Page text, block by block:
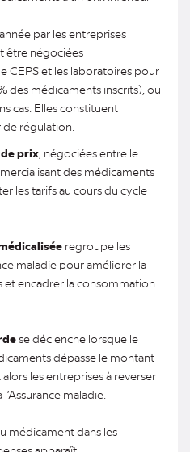
par les entreprises
être négociées
CEPS et les laboratoires pour
des médicaments inscrits), ou
cas. Elles constituent
régulation.
prix , négociées entre le
des médicaments
les tarifs au cours du cycle
regroupe les
maladie pour améliorer la
encadrer la consommation
se déclenche lorsque le
dépasse le montant
les entreprises à reverser
maladie.
médicament dans les